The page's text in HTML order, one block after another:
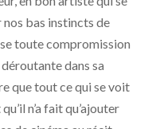
nos bas instincts de
toute compromission
dans sa
que tout ce qui se voit
n’a fait qu’ajouter